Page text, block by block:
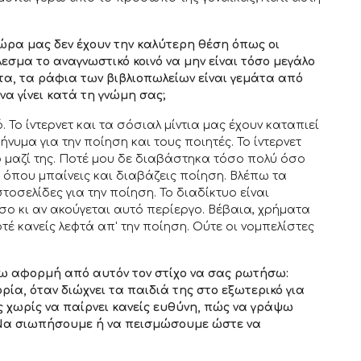
μας δεν έχουν την καλύτερη θέση όπως οι
το αναγνωστικό κοινό να μην είναι τόσο μεγάλο
τα ράφια των βιβλιοπωλείων είναι γεμάτα από
γίνει κατά τη γνώμη σας;
ίντερνετ και τα σόσιαλ μίντια μας έχουν καταπιεί
για την ποίηση και τους ποιητές. Το ίντερνετ
της. Ποτέ μου δε διαβάστηκα τόσο πολύ όσο
μπαίνεις και διαβάζεις ποίηση. Βλέπω τα
για την ποίηση. Το διαδίκτυο είναι
κι αν ακούγεται αυτό περίεργο. Βέβαια, χρήματα
λεφτά απ' την ποίηση. Ούτε οι νομπελίστες
αφορμή από αυτόν τον στίχο να σας ρωτήσω:
όταν διώχνει τα παιδιά της στο εξωτερικό για
χωρίς να παίρνει κανείς ευθύνη, πώς να γράψω
σιωπήσουμε ή να πεισμώσουμε ώστε να